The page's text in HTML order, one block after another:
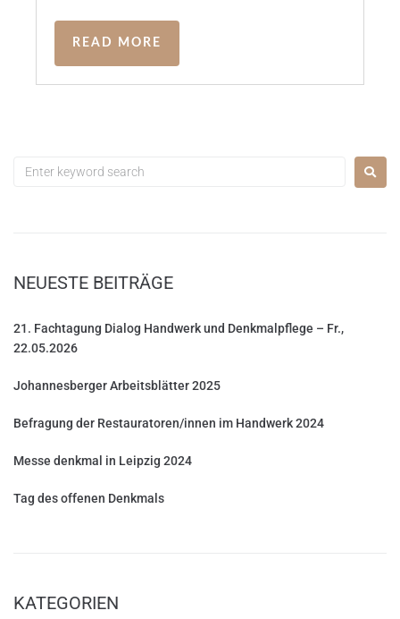
READ MORE
NEUESTE BEITRÄGE
21. Fachtagung Dialog Handwerk und Denkmalpflege – Fr.,
22.05.2026
Johannesberger Arbeitsblätter 2025
Befragung der Restauratoren/innen im Handwerk 2024
Messe denkmal in Leipzig 2024
Tag des offenen Denkmals
KATEGORIEN